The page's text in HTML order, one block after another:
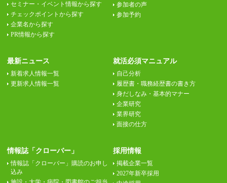
セミナー・イベント情報から探す
チェックポイントから探す
企業名から探す
PR情報から探す
参加者の声
参加予約
最新ニュース
新着求人情報一覧
更新求人情報一覧
就活必須マニュアル
自己分析
履歴書・職務経歴書の書き方
身だしなみ・基本的マナー
企業研究
業界研究
面接の仕方
情報誌「クローバー」
情報誌「クローバー」購読のお申し
込み
採用情報
掲載企業一覧
2027年新卒採用